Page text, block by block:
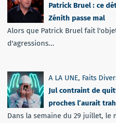
Patrick Bruel : ce
Zénith passe mal
Alors que Patrick Bruel fait
d'agressions...
A LA UNE, Faits
Jul contraint de
proches l’aurait
Dans la semaine du 29 juillet, le